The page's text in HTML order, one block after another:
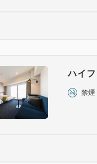
ハイ
禁煙